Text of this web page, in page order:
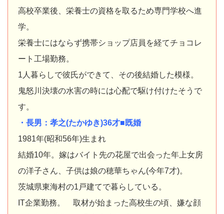
高校卒業後、栄養士の資格を取るため専門学校へ進
学。
栄養士にはならず携帯ショップ店員を経てチョコレ
ート工場勤務。
1人暮らしで彼氏ができて、その後結婚した模様。
鬼怒川決壊の水害の時には心配で駆け付けたそうで
す。
・長男：孝之(たかゆき)36才■既婚
1981年(昭和56年)生まれ
結婚10年。嫁はバイト先の花屋で出会った年上女房
の洋子さん、子供は娘の穂華ちゃん(今年7才)。
茨城県東海村の1戸建てで暮らしている。
IT企業勤務。 取材が始まった高校生の頃、嫌な顔